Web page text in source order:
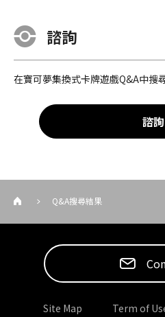
諮詢
在寶可夢集換式卡牌遊戲Q&A中搜
諮詢
Q&A搜尋結果
Site Map Term of